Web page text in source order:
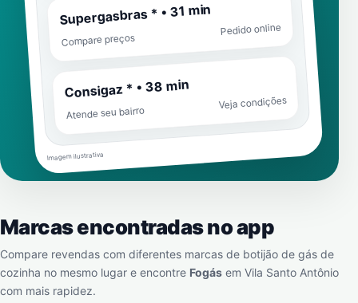
Supergasbras * • 31 min
Compare preços
Pedido online
Consigaz * • 38 min
Atende seu bairro
Veja condições
Imagem ilustrativa
Marcas encontradas no app
Compare revendas com diferentes marcas de botijão de gás de
cozinha no mesmo lugar e encontre Fogás em Vila Santo Antônio
com mais rapidez.